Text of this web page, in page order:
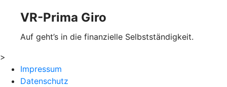
VR-Prima Giro
Auf geht’s in die finanzielle Selbstständigkeit.
>
Impressum
Datenschutz